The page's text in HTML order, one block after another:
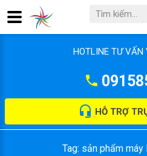
HOTLINE TƯ VẤN
HỖ TRỢ
Tag: sản phẩm